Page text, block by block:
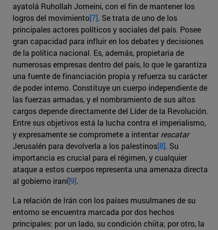
ayatolá Ruhollah Jomeini, con el fin de mantener los
logros del movimiento[7]. Se trata de uno de los
principales actores políticos y sociales del país. Posee
gran capacidad para influir en los debates y decisiones
de la política nacional. Es, además, propietaria de
numerosas empresas dentro del país, lo que le garantiza
una fuente de financiación propia y refuerza su carácter
de poder interno. Constituye un cuerpo independiente de
las fuerzas armadas, y el nombramiento de sus altos
cargos depende directamente del Líder de la Revolución.
Entre sus objetivos está la lucha contra el imperialismo,
y expresamente se compromete a intentarrescatar
Jerusalén para devolverla a los palestinos[8]. Su
importancia es crucial para el régimen, y cualquier
ataque a estos cuerpos representa una amenaza directa
al gobierno iraní[9].
La relación de Irán con los países musulmanes de su
entorno se encuentra marcada por dos hechos
principales: por un lado, su condición chiita; por otro, la